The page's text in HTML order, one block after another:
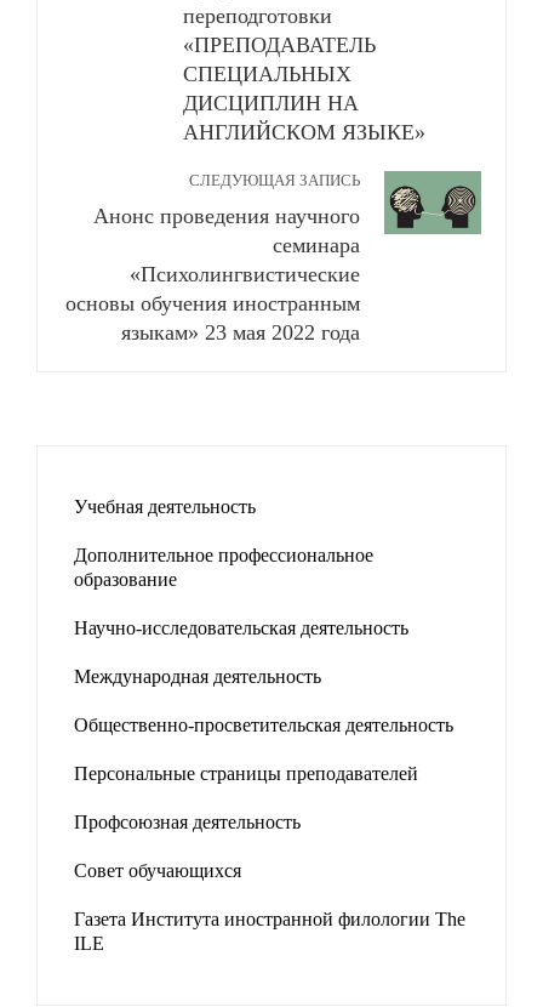
переподготовки
«ПРЕПОДАВАТЕЛЬ
СПЕЦИАЛЬНЫХ
ДИСЦИПЛИН НА
АНГЛИЙСКОМ ЯЗЫКЕ»
СЛЕДУЮЩАЯ ЗАПИСЬ
Анонс проведения научного
семинара
«Психолингвистические
основы обучения иностранным
языкам» 23 мая 2022 года
Учебная деятельность
Дополнительное профессиональное
образование
Научно-исследовательская деятельность
Международная деятельность
Общественно-просветительская деятельность
Персональные страницы преподавателей
Профсоюзная деятельность
Совет обучающихся
Газета Института иностранной филологии The
ILE